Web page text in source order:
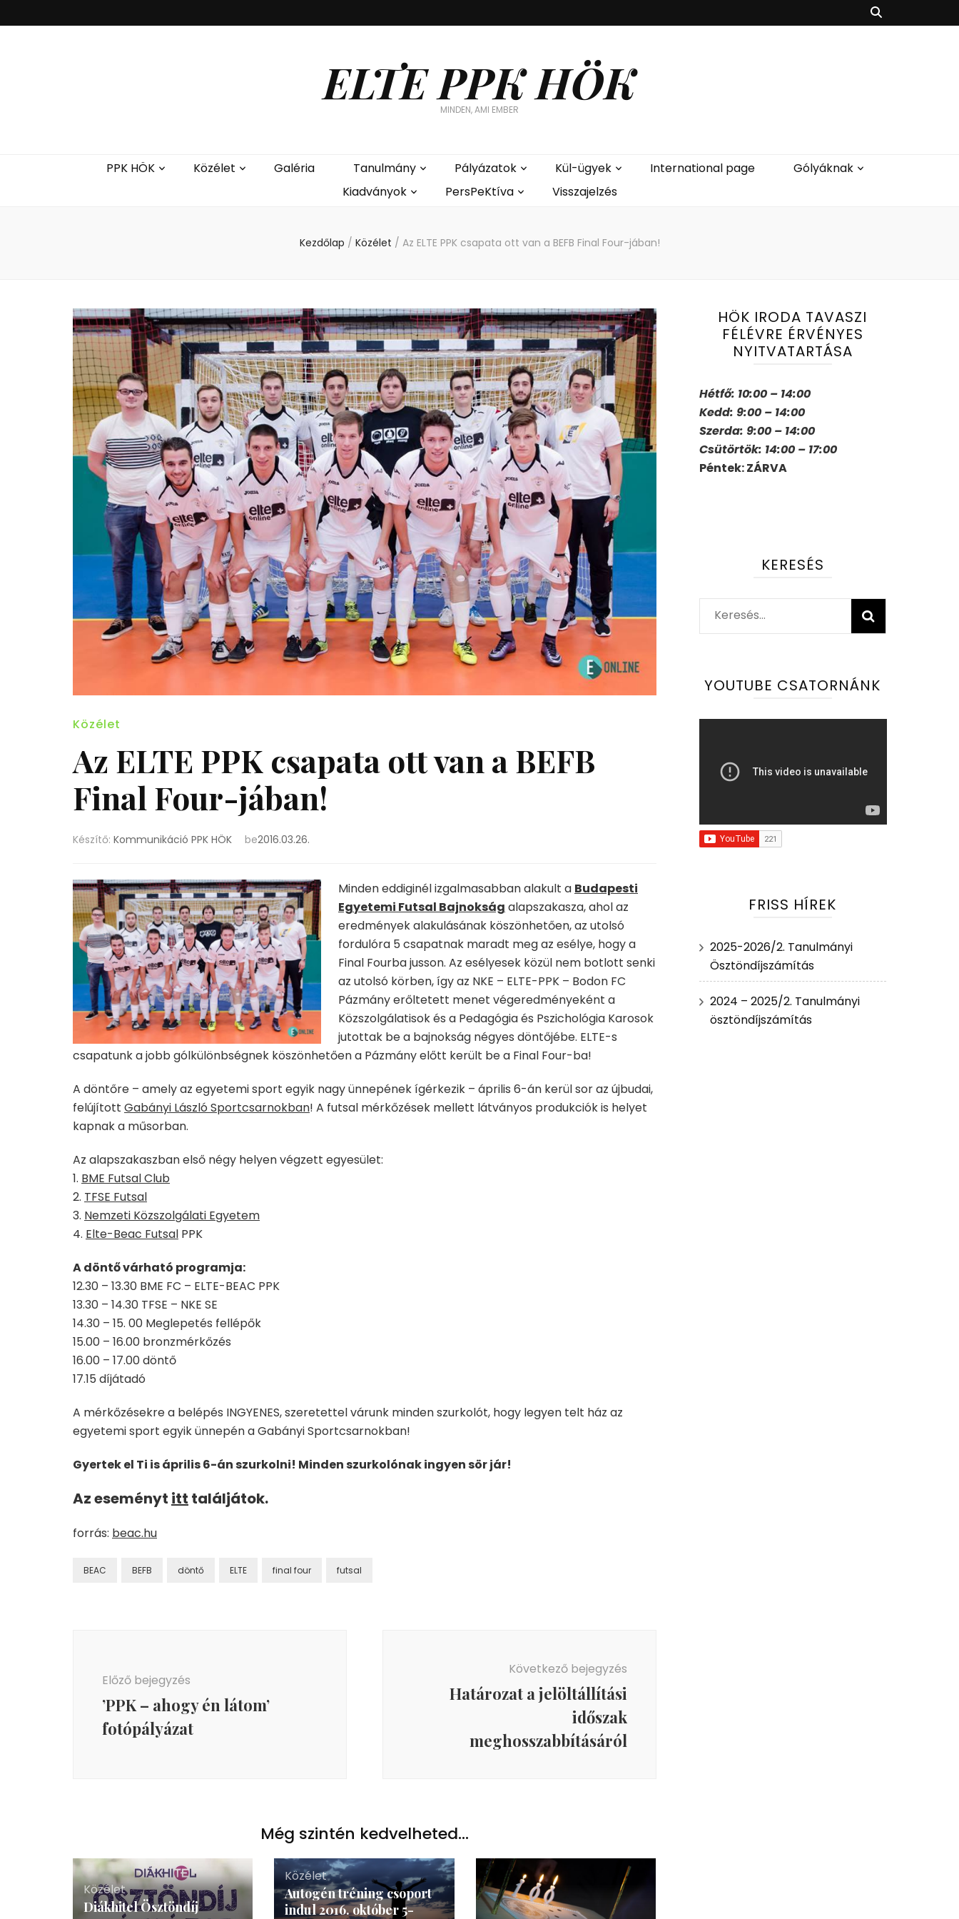
ELTE PPK HÖK
MINDEN, AMI EMBER
PPK HÖK Közélet Galéria Tanulmány Pályázatok Kül-ügyek International page
Gólyáknak
Kiadványok
PersPeKtíva Visszajelzés
Kezdőlap / Közélet / Az ELTE PPK csapata ott van a BEFB Final Four-jában!
Közélet
Az ELTE PPK csapata ott van a BEFB
Final Four-jában!
Készítő: Kommunikáció PPK HÖK be2016.03.26.
Minden eddiginél izgalmasabban alakult a Budapesti
Egyetemi Futsal Bajnokság alapszakasza, ahol az
eredmények alakulásának köszönhetően, az utolsó
fordulóra 5 csapatnak maradt meg az esélye, hogy a
Final Fourba jusson. Az esélyesek közül nem botlott senki
az utolsó körben, így az NKE – ELTE-PPK – Bodon FC
Pázmány erőltetett menet végeredményeként a
Közszolgálatisok és a Pedagógia és Pszichológia Karosok
jutottak be a bajnokság négyes döntőjébe. ELTE-s
csapatunk a jobb gólkülönbségnek köszönhetően a Pázmány előtt került be a Final Four-ba!
A döntőre – amely az egyetemi sport egyik nagy ünnepének ígérkezik – április 6-án kerül sor az újbudai,
felújított Gabányi László Sportcsarnokban! A futsal mérkőzések mellett látványos produkciók is helyet
kapnak a műsorban.
Az alapszakaszban első négy helyen végzett egyesület:
1. BME Futsal Club
2. TFSE Futsal
3. Nemzeti Közszolgálati Egyetem
4. Elte-Beac Futsal PPK
A döntő várható programja:
12.30 – 13.30 BME FC – ELTE-BEAC PPK
13.30 – 14.30 TFSE – NKE SE
14.30 – 15. 00 Meglepetés fellépők
15.00 – 16.00 bronzmérkőzés
16.00 – 17.00 döntő
17.15 díjátadó
A mérkőzésekre a belépés INGYENES, szeretettel várunk minden szurkolót, hogy legyen telt ház az
egyetemi sport egyik ünnepén a Gabányi Sportcsarnokban!
Gyertek el Ti is április 6-án szurkolni! Minden szurkolónak ingyen sör jár!
Az eseményt itt találjátok.
forrás: beac.hu
BEAC BEFB döntő ELTE final four futsal
Előző bejegyzés
’PPK – ahogy én látom’
fotópályázat
Következő bejegyzés
Határozat a jelöltállítási
időszak
meghosszabbításáról
Még szintén kedvelheted...
Közélet
Diákhitel Ösztöndíj
Közélet
Autogén tréning csoport
indul 2016. október 5­
HÖK IRODA TAVASZI
FÉLÉVRE ÉRVÉNYES
NYITVATARTÁSA
Hétfő: 10:00 – 14:00
Kedd: 9:00 – 14:00
Szerda: 9:00 – 14:00
Csütörtök: 14:00 – 17:00
Péntek: ZÁRVA
KERESÉS
Keresés:
YOUTUBE CSATORNÁNK
FRISS HÍREK
2025-2026/2. Tanulmányi
Ösztöndíjszámítás
2024 – 2025/2. Tanulmányi
ösztöndíjszámítás